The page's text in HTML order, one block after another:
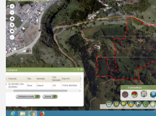
VER DETALLES